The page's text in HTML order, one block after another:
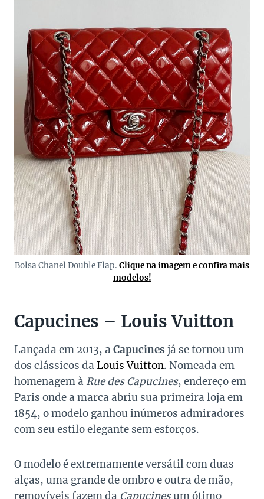
Bolsa Chanel Double Flap. Clique na imagem e confira mais
modelos!
Capucines – Louis Vuitton
Lançada em 2013, a Capucines já se tornou um
dos clássicos da Louis Vuitton. Nomeada em
homenagem à Rue des Capucines, endereço em
Paris onde a marca abriu sua primeira loja em
1854, o modelo ganhou inúmeros admiradores
com seu estilo elegante sem esforços.
O modelo é extremamente versátil com duas
alças, uma grande de ombro e outra de mão,
removíveis fazem da Capucinesum ótimo